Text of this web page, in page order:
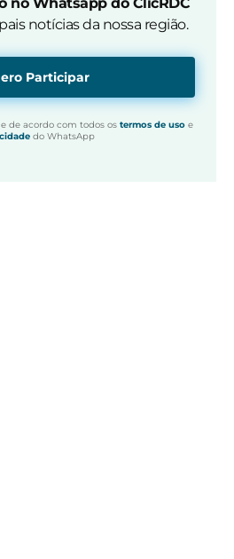
notícias da nossa região.
Participar
de acordo com todos os termos de usoe
do WhatsApp